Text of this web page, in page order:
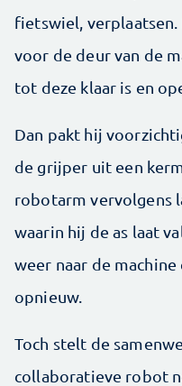
fietswiel,
voor de deur van de
tot deze klaar is en
Dan pakt hij
de grijper uit een
robotarm vervolgens
waarin hij de as laat
weer naar de
opnieuw.
Toch stelt de
collaboratieve robot